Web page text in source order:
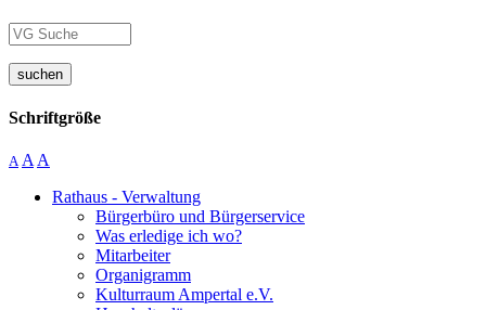
suchen
Schriftgröße
A A A
Rathaus - Verwaltung
Bürgerbüro und Bürgerservice
Was erledige ich wo?
Mitarbeiter
Organigramm
Kulturraum Ampertal e.V.